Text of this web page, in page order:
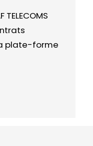
plate-forme